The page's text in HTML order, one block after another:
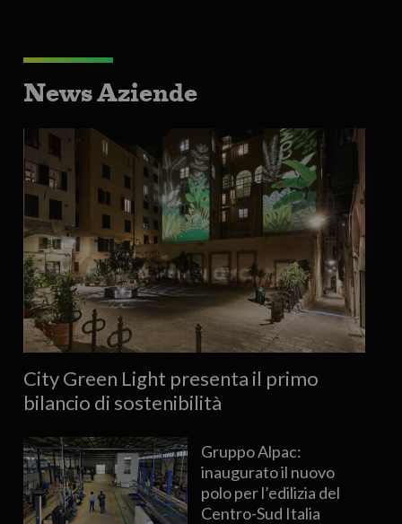
News Aziende
City Green Light presenta il primo
bilancio di sostenibilità
Gruppo Alpac:
inaugurato il nuovo
polo per l’edilizia del
Centro-Sud Italia